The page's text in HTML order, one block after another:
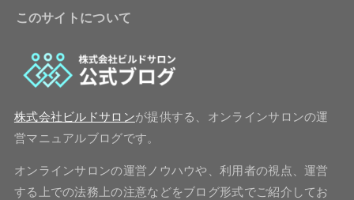
このサイトについて
株式会社ビルドサロンが提供する、オンラインサロンの運
営マニュアルブログです。
オンラインサロンの運営ノウハウや、利用者の視点、運営
する上での法務上の注意などをブログ形式でご紹介してお